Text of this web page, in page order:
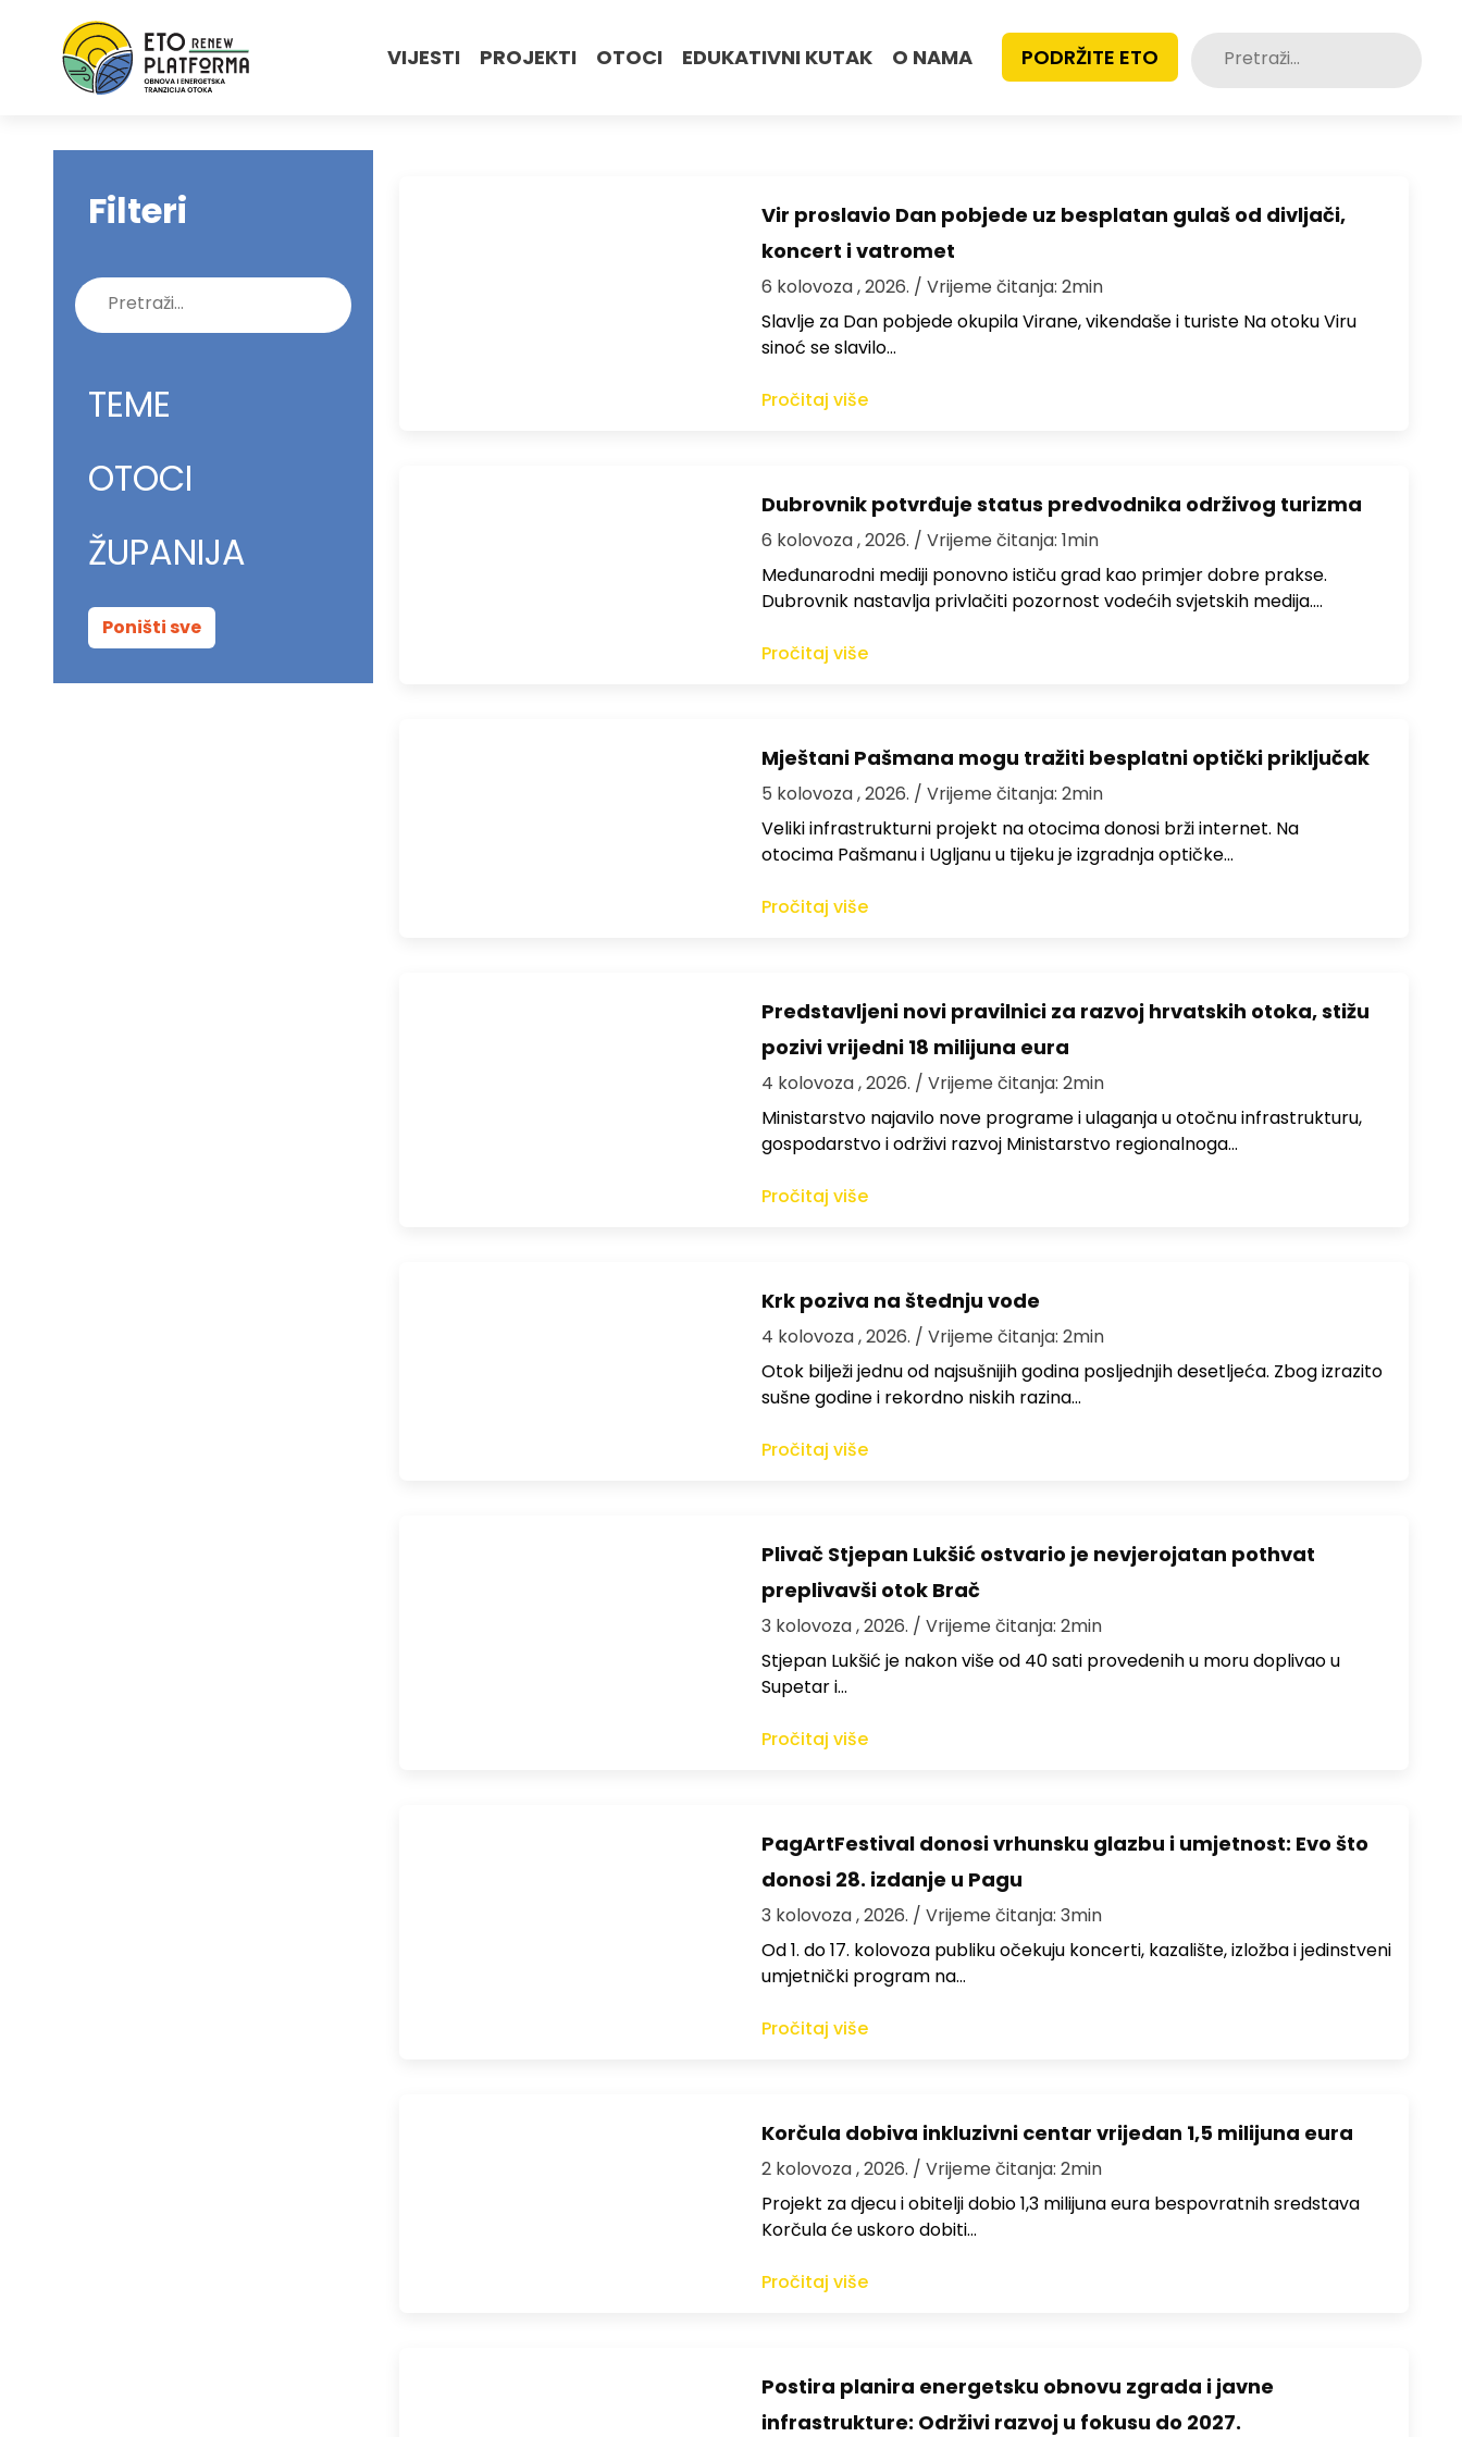
VIJESTI PROJEKTI OTOCI EDUKATIVNI KUTAK O NAMA PODRŽITE ETO Pretraži:
Filteri
Pretraži:
TEME
OTOCI
ŽUPANIJA
Poništi sve
Vir proslavio Dan pobjede uz besplatan gulaš od divljači,
koncert i vatromet
6 kolovoza , 2026. / Vrijeme čitanja: 2min
Slavlje za Dan pobjede okupila Virane, vikendaše i turiste Na otoku Viru
sinoć se slavilo…
Pročitaj više
Dubrovnik potvrđuje status predvodnika održivog turizma
6 kolovoza , 2026. / Vrijeme čitanja: 1min
Međunarodni mediji ponovno ističu grad kao primjer dobre prakse.
Dubrovnik nastavlja privlačiti pozornost vodećih svjetskih medija.…
Pročitaj više
Mještani Pašmana mogu tražiti besplatni optički priključak
5 kolovoza , 2026. / Vrijeme čitanja: 2min
Veliki infrastrukturni projekt na otocima donosi brži internet. Na
otocima Pašmanu i Ugljanu u tijeku je izgradnja optičke…
Pročitaj više
Predstavljeni novi pravilnici za razvoj hrvatskih otoka, stižu
pozivi vrijedni 18 milijuna eura
4 kolovoza , 2026. / Vrijeme čitanja: 2min
Ministarstvo najavilo nove programe i ulaganja u otočnu infrastrukturu,
gospodarstvo i održivi razvoj Ministarstvo regionalnoga…
Pročitaj više
Krk poziva na štednju vode
4 kolovoza , 2026. / Vrijeme čitanja: 2min
Otok bilježi jednu od najsušnijih godina posljednjih desetljeća. Zbog izrazito
sušne godine i rekordno niskih razina…
Pročitaj više
Plivač Stjepan Lukšić ostvario je nevjerojatan pothvat
preplivavši otok Brač
3 kolovoza , 2026. / Vrijeme čitanja: 2min
St​jepan Lukšić je nakon više od 40 sati provedenih u moru doplivao u
Supetar i…
Pročitaj više
PagArtFestival donosi vrhunsku glazbu i umjetnost: Evo što
donosi 28. izdanje u Pagu
3 kolovoza , 2026. / Vrijeme čitanja: 3min
Od 1. do 17. kolovoza publiku očekuju koncerti, kazalište, izložba i jedinstveni
umjetnički program na…
Pročitaj više
Korčula dobiva inkluzivni centar vrijedan 1,5 milijuna eura
2 kolovoza , 2026. / Vrijeme čitanja: 2min
Projekt za djecu i obitelji dobio 1,3 milijuna eura bespovratnih sredstava
Korčula će uskoro dobiti…
Pročitaj više
Postira planira energetsku obnovu zgrada i javne
infrastrukture: Održivi razvoj u fokusu do 2027.